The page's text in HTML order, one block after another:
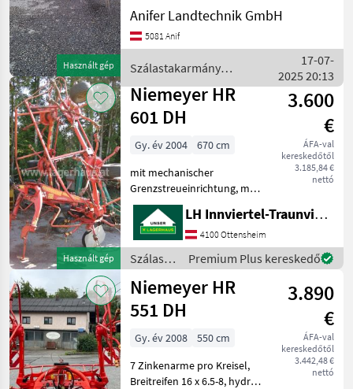
Használt gép
Hochstellung,
Grenzstreueinrichtung, 3-
Punkt Anhängung ,
Schwadgetriebe
Vermittlungsverkauf
Magasra állítás: h
Anifer Landtechnik GmbH
5081 Anif
Szálastakarmány
betakarítók / Niemeyer
17-07-
2025 20:13
Használt gép
Niemeyer HR
601 DH
3.600
€
ÁFA-val
kereskedőtől
3.185,84 €
nettó
Gy. év 2004
670 cm
mit mechanischer
Grenzstreueinrichtung, mit
Gelenkwelle, mit
Schwenkbock;
Artnr.:0131162, Standort
der Maschine: Ottensheim
Függesztett rendkezelő
Szálastakarmány beta
LH Innviertel-Traunviertel-Urfahr eGen, Ottensheim
4100 Ottensheim
Szálastakarmány
betakarítók
/
Niemeyer
Premium Plus kereskedő
Niemeyer HR
551 DH
3.890
€
ÁFA-val
kereskedőtől
3.442,48 €
nettó
Gy. év 2008
550 cm
7 Zinkenarme pro Kreisel,
Breitreifen 16 x 6.5-8, hydr.